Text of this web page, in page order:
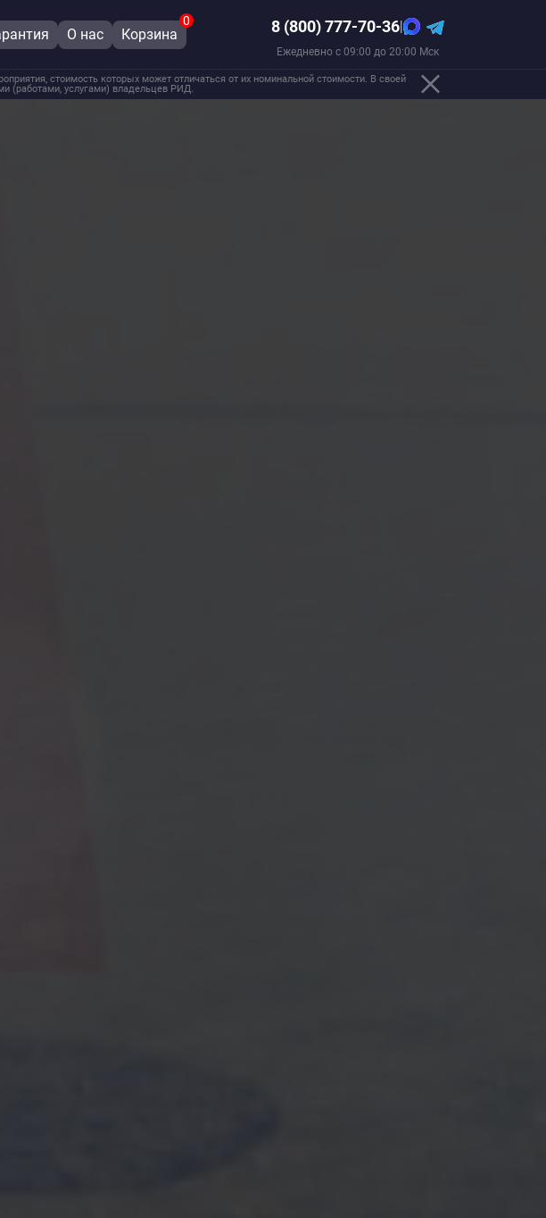
О нас Корзина
0 8 (800) 777-70-36|
Ежедневно с 09:00 до 20:00 Мск
стоимость которых может отличаться от их номинальной стоимости. В своей
(работами, услугами) владельцев РИД.